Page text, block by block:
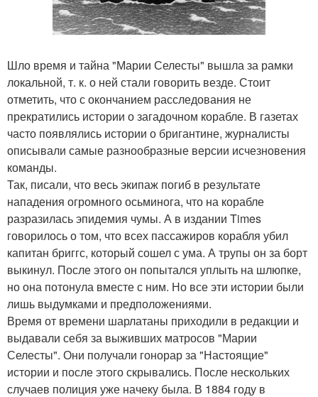
Шло время и тайна "Марии Селесты" вышла за рамки
локальной, т. к. о ней стали говорить везде. Стоит
отметить, что с окончанием расследования не
прекратились истории о загадочном корабле. В газетах
часто появлялись истории о бригантине, журналисты
описывали самые разнообразные версии исчезновения
команды.
Так, писали, что весь экипаж погиб в результате
нападения огромного осьминога, что на корабле
разразилась эпидемия чумы. А в издании Times
говорилось о том, что всех пассажиров корабля убил
капитан бриггс, который сошел с ума. А трупы он за борт
выкинул. После этого он попытался уплыть на шлюпке,
но она потонула вместе с ним. Но все эти истории были
лишь выдумками и предположениями.
Время от времени шарлатаны приходили в редакции и
выдавали себя за выживших матросов "Марии
Селесты". Они получали гонорар за "Настоящие"
истории и после этого скрывались. После нескольких
случаев полиция уже начеку была. В 1884 году в